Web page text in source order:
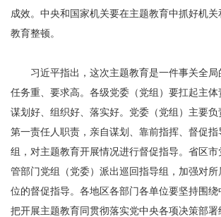
成效。中央和国家机关要在主题教育中抓好机
教育整顿。
习近平指出，这次主题教育是一件事关全局
任务重、要求高。各级党委（党组）要扛起主
谋划好、组织好、落实好。党委（党组）主要
第一责任人职责，亲自谋划、靠前指挥、督促
组，对主题教育开展情况进行督促指导。省区
管部门党组（党委）派出巡回指导组，加强对
位的督促指导。各地区各部门各单位要坚持围绕
把开展主题教育同贯彻落实党中央各项决策部